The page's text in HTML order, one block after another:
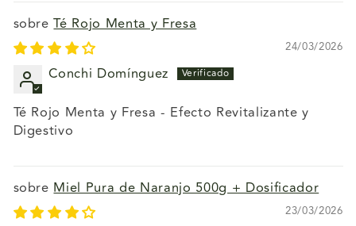
Té Rojo Menta y Fresa
24/03/2026
Conchi Domínguez
Té Rojo Menta y Fresa - Efecto Revitalizante y
Digestivo
Miel Pura de Naranjo 500g + Dosificador
23/03/2026